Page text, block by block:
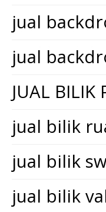
jual
jual
JUAL BILIK
jual bilik
jual bilik
jual bilik